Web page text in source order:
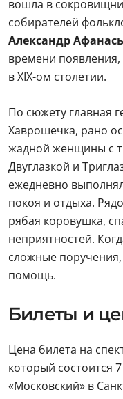
вошла в
собирателей
Александр
времени появления,
в XIX-ом столетии.
По сюжету главная
Хаврошечка, рано
жадной женщины с
Двуглазкой и
ежедневно
покоя и отдыха.
рябая коровушка,
неприятностей.
сложные
помощь.
Билеты и
Цена билета на
который состоится
«Московский» в